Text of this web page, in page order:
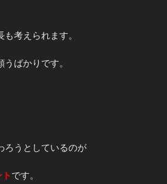
考えられます。
ばかりです。
ろうとしているのが
です。